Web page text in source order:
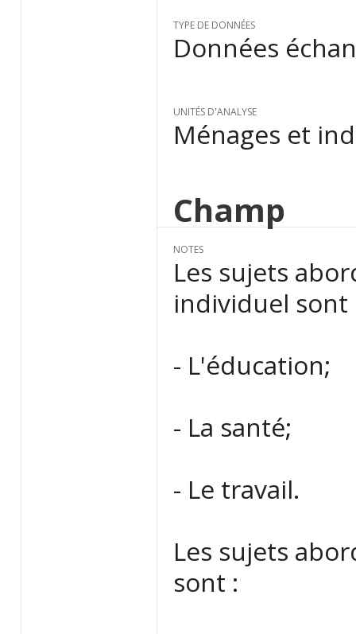
TYPE DE DONNÉES
Données
UNITÉS D'ANALYSE
Ménages et
Champ
NOTES
Les sujets
individuel sont
- L'éducation;
- La santé;
- Le travail.
Les sujets
sont :